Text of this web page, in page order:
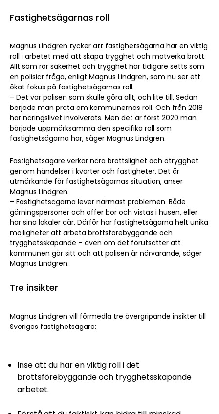
Fastighetsägarnas roll
Magnus Lindgren tycker att fastighetsägarna har en viktig
roll i arbetet med att skapa trygghet och motverka brott.
Allt som rör säkerhet och trygghet har tidigare setts som
en polisiär fråga, enligt Magnus Lindgren, som nu ser ett
ökat fokus på fastighetsägarnas roll.
– Det var polisen som skulle göra allt, och lite till. Sedan
började man prata om kommunernas roll. Och från 2018
har näringslivet involverats. Men det är först 2020 man
började uppmärksamma den specifika roll som
fastighetsägarna har, säger Magnus Lindgren.
Fastighetsägare verkar nära brottslighet och otrygghet
genom händelser i kvarter och fastigheter. Det är
utmärkande för fastighetsägarnas situation, anser
Magnus Lindgren.
– Fastighetsägarna lever närmast problemen. Både
gärningspersoner och offer bor och vistas i husen, eller
har sina lokaler där. Därför har fastighetsägarna helt unika
möjligheter att arbeta brottsförebyggande och
trygghetsskapande – även om det förutsätter att
kommunen gör sitt och att polisen är närvarande, säger
Magnus Lindgren.
Tre insikter
Magnus Lindgren vill förmedla tre övergripande insikter till
Sveriges fastighetsägare:
Inse att du har en viktig roll i det
brottsförebyggande och trygghetsskapande
arbetet.